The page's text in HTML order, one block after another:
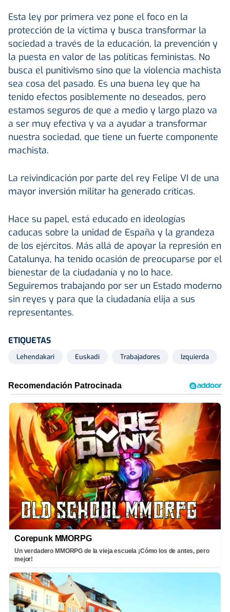
Esta ley por primera vez pone el foco en la
protección de la víctima y busca transformar la
sociedad a través de la educación, la prevención y
la puesta en valor de las políticas feministas. No
busca el punitivismo sino que la violencia machista
sea cosa del pasado. Es una buena ley que ha
tenido efectos posiblemente no deseados, pero
estamos seguros de que a medio y largo plazo va
a ser muy efectiva y va a ayudar a transformar
nuestra sociedad, que tiene un fuerte componente
machista.
La reivindicación por parte del rey Felipe VI de una
mayor inversión militar ha generado críticas.
Hace su papel, está educado en ideologías
caducas sobre la unidad de España y la grandeza
de los ejércitos. Más allá de apoyar la represión en
Catalunya, ha tenido ocasión de preocuparse por el
bienestar de la ciudadanía y no lo hace.
Seguiremos trabajando por ser un Estado moderno
sin reyes y para que la ciudadanía elija a sus
representantes.
ETIQUETAS
Lehendakari Euskadi Trabajadores Izquierda
Corepunk MMORPG
Un verdadero MMORPG de la vieja escuela ¡Cómo los de antes, pero
mejor!